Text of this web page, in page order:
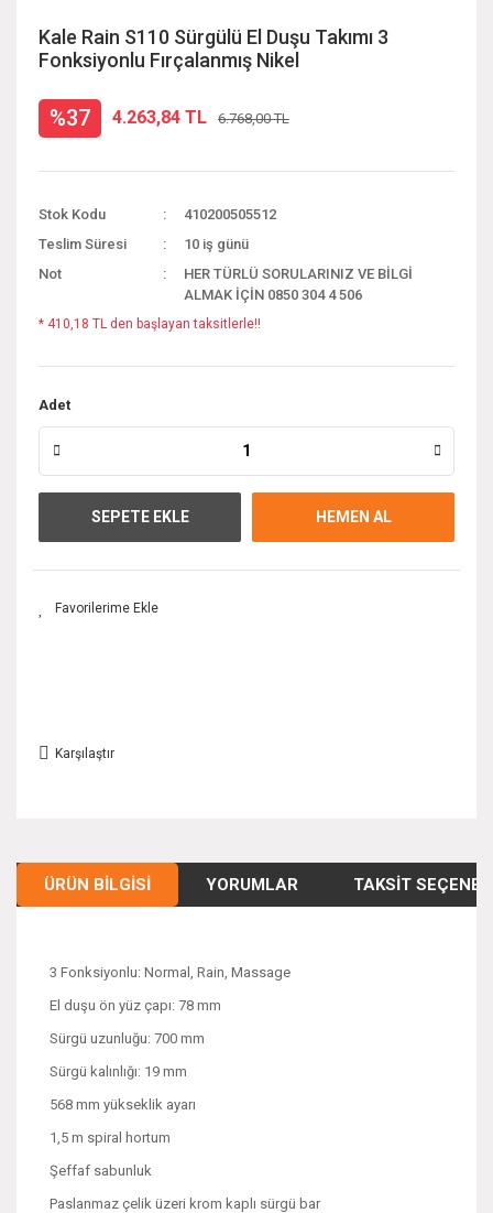
Kale Rain S110 Sürgülü El Duşu Takımı 3
Fonksiyonlu Fırçalanmış Nikel
%37 4.263,84 TL 6.768,00 TL
Stok Kodu
410200505512
Teslim Süresi
10 iş günü
Not
HER TÜRLÜ SORULARINIZ VE BİLGİ
ALMAK İÇİN 0850 304 4 506
* 410,18 TL den başlayan taksitlerle!!
Adet
SEPETE EKLE HEMEN AL
Karşılaştır
ÜRÜN BILGISI YORUMLAR TAKSIT
3 Fonksiyonlu: Normal, Rain, Massage
El duşu ön yüz çapı: 78 mm
Sürgü uzunluğu: 700 mm
Sürgü kalınlığı: 19 mm
568 mm yükseklik ayarı
1,5 m spiral hortum
Şeffaf sabunluk
Paslanmaz çelik üzeri krom kaplı sürgü bar